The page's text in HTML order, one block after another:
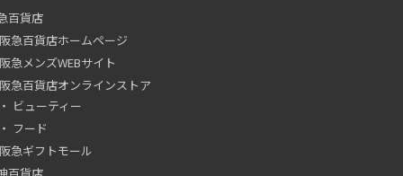
百貨店
阪急百貨店ホームページ
阪急メンズWEBサイト
阪急百貨店オンラインストア
ビューティー
フード
阪急ギフトモール